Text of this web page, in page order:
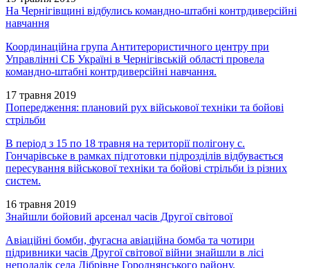
На Чернігівщині відбулись командно-штабні контрдиверсійні
навчання
Координаційна група Антитерористичного центру при
Управлінні СБ Україні в Чернігівській області провела
командно-штабні контрдиверсійні навчання.
17 травня 2019
Попередження: плановий рух військової техніки та бойові
стрільби
В період з 15 по 18 травня на території полігону с.
Гончарівське в рамках підготовки підрозділів відбувається
пересування військової техніки та бойові стрільби із різних
систем.
16 травня 2019
Знайшли бойовий арсенал часів Другої світової
Авіаційні бомби, фугасна авіаційна бомба та чотири
підривники часів Другої світової війни знайшли в лісі
неподалік села Дібрівне Городнянського району.